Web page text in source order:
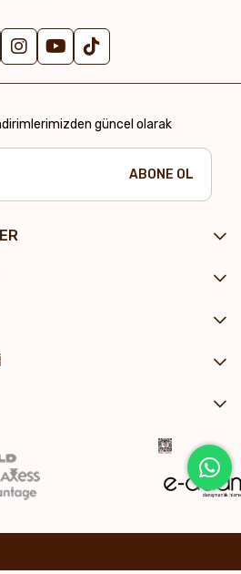
güncel olarak
ABONE OL